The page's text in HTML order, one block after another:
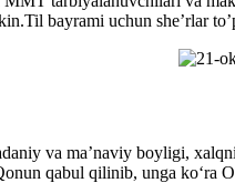
bayrami uchun she’rlar
va ma’naviy boyligi,
qabul qilinib, unga